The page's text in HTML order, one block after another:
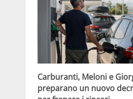
Carburanti, Meloni e
preparano un nuovo